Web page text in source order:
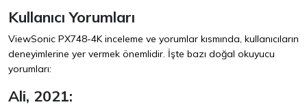
Kullanıcı Yorumları
ViewSonic PX748-4K inceleme ve yorumlar kısmında, kullanıcıların
deneyimlerine yer vermek önemlidir. İşte bazı doğal okuyucu
yorumları:
Ali, 2021: